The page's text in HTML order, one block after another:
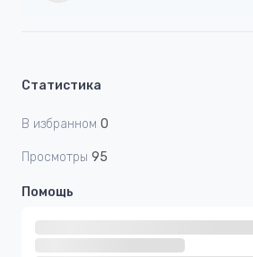
Статистика
В избранном 0
Просмотры 95
Помощь